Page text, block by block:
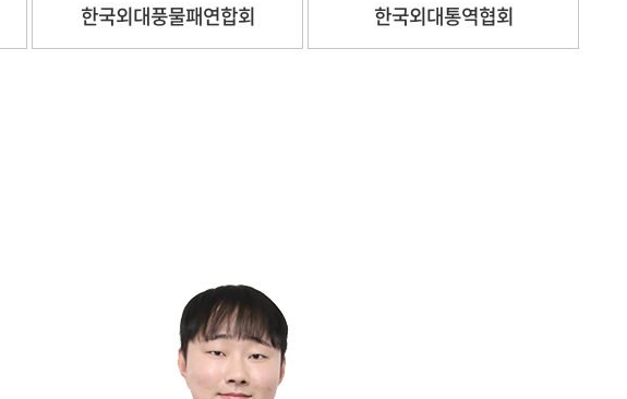
한국외대풍물패연합회 한국외대통역협회